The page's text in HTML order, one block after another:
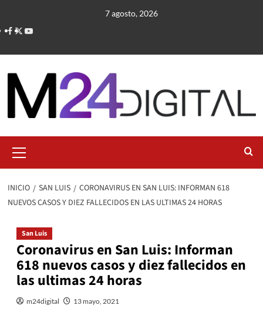
contenido
7 agosto, 2026
primario
INICIO SAN LUIS
CORONAVIRUS EN SAN LUIS: INFORMAN 618
NUEVOS CASOS Y DIEZ FALLECIDOS EN LAS ULTIMAS 24 HORAS
San Luis
Coronavirus en San Luis: Informan
618 nuevos casos y diez fallecidos en
las ultimas 24 horas
m24digital 13 mayo, 2021